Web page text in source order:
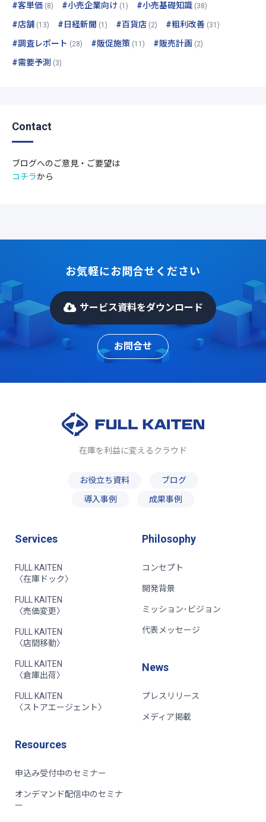
#客単価 (8) #小売企業向け (1) #小売基礎知識 (38)
#店舗 (13) #日経新聞 (1) #百貨店 (2) #粗利改善 (31)
#調査レポート (28) #販促施策 (11) #販売計画 (2)
#需要予測 (3)
Contact
ブログへのご意見・ご要望は
コチラから
お気軽にお問合せください
サービス資料をダウンロード
お問合せ
在庫を利益に変えるクラウド
お役立ち資料
ブログ
導入事例
成果事例
Services
FULL KAITEN
〈在庫ドック〉
FULL KAITEN
〈売価変更〉
FULL KAITEN
〈店間移動〉
FULL KAITEN
〈倉庫出荷〉
FULL KAITEN
〈ストアエージェント〉
Philosophy
コンセプト
開発背景
ミッション･ビジョン
代表メッセージ
News
プレスリリース
メディア掲載
Resources
申込み受付中のセミナー
オンデマンド配信中のセミナ
ー